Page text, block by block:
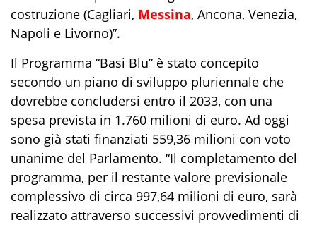
costruzione (Cagliari, Messina, Ancona, Venezia,
Napoli e Livorno)”.
Il Programma “Basi Blu” è stato concepito
secondo un piano di sviluppo pluriennale che
dovrebbe concludersi entro il 2033, con una
spesa prevista in 1.760 milioni di euro. Ad oggi
sono già stati finanziati 559,36 milioni con voto
unanime del Parlamento. “Il completamento del
programma, per il restante valore previsionale
complessivo di circa 997,64 milioni di euro, sarà
realizzato attraverso successivi provvedimenti di